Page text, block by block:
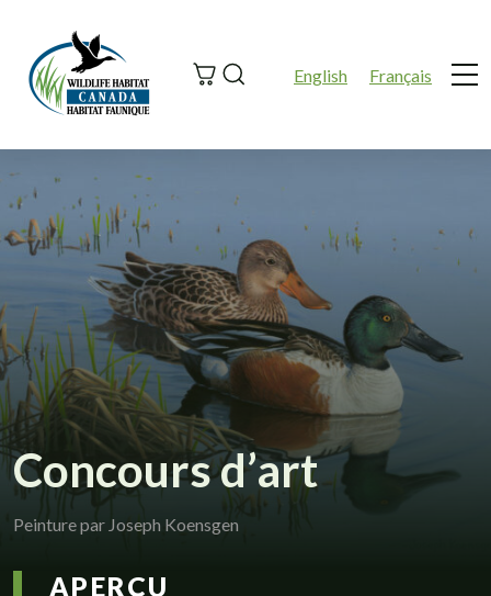
Search English
Français
Concours d’art
Peinture par Joseph Koensgen
APERÇU